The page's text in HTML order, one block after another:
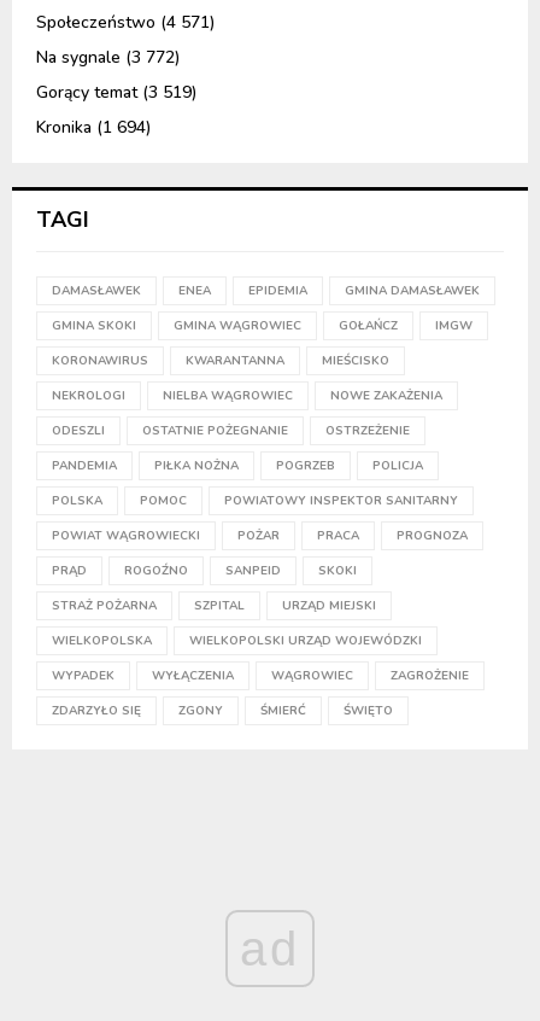
Społeczeństwo (4 571)
Na sygnale (3 772)
Gorący temat(3 519)
Kronika (1 694)
TAGI
DAMASŁAWEK ENEA EPIDEMIA GMINA DAMASŁAWEK
GMINA SKOKI GMINA WĄGROWIEC GOŁAŃCZ IMGW
KORONAWIRUS KWARANTANNA MIEŚCISKO
NEKROLOGI NIELBA WĄGROWIEC NOWE ZAKAŻENIA
ODESZLI OSTATNIE POŻEGNANIE OSTRZEŻENIE
PANDEMIA PIŁKA NOŻNA POGRZEB POLICJA
POLSKA POMOC POWIATOWY INSPEKTOR SANITARNY
POWIAT WĄGROWIECKI POŻAR PRACA PROGNOZA
PRĄD ROGOŹNO SANPEID SKOKI
STRAŻ POŻARNA SZPITAL URZĄD MIEJSKI
WIELKOPOLSKA WIELKOPOLSKI URZĄD WOJEWÓDZKI
WYPADEK WYŁĄCZENIA WĄGROWIEC ZAGROŻENIE
ZDARZYŁO SIĘ ZGONY ŚMIERĆ ŚWIĘTO
ad